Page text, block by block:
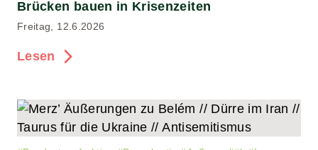
Brücken bauen in Krisenzeiten
Freitag, 12.6.2026
Lesen